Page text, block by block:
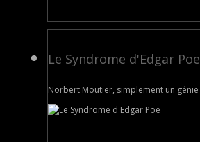
Le Syndrome d'Edgar Poe
Norbert Moutier, simplement un génie